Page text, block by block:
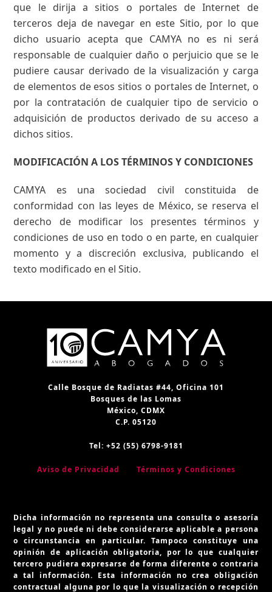
que le dirija a sitios o portales de Internet de
terceros deja de navegar en este Sitio, por lo que
dicho usuario acepta que CAMYA no es ni será
responsable de cualquier daño o perjuicio que se le
pudiere causar derivado de la visualización y carga
de elementos de esos sitios o portales de Internet, o
por la contratación de cualquier tipo de servicio o
adquisición de productos derivado de su acceso a
dichos sitios.
MODIFICACIÓN A LOS TÉRMINOS Y CONDICIONES
CAMYA es una sociedad civil constituida de
conformidad con las leyes de México, se reserva el
derecho de modificar los presentes términos y
condiciones de uso en todo o en parte, en cualquier
momento y a discreción exclusiva, publicando el
texto modificado en el Sitio.
Calle Bosque de Radiatas #44, Oficina 101
Bosques de las Lomas
México, CDMX
C.P. 05120
Tel: +52 (55) 6798-9181
Aviso de Privacidad Términos y Condiciones
Dicha información no representa una consulta o asesoría
legal y no puede ni debe considerarse aplicable a persona
o circunstancia en particular. Tampoco constituye una
opinión de aplicación obligatoria, por lo que cualquier
tercero pudiera expresarse de forma diferente o contraria
a tal información. Esta información no crea obligación
contractual alguna por lo que la visualización o recepción